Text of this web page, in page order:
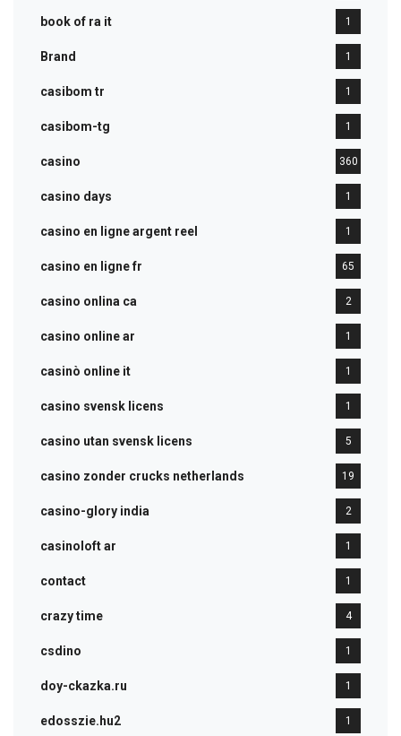
book of ra it 1
Brand 1
casibom tr 1
casibom-tg 1
casino 360
casino days 1
casino en ligne argent reel 1
casino en ligne fr 65
casino onlina ca 2
casino online ar 1
casinò online it 1
casino svensk licens 1
casino utan svensk licens 5
casino zonder crucks netherlands 19
casino-glory india 2
casinoloft ar 1
contact 1
crazy time 4
csdino 1
doy-ckazka.ru 1
edosszie.hu2 1